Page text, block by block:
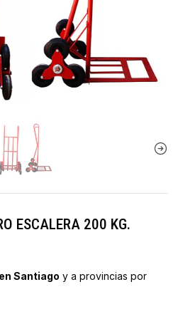
ESCALERA 200 KG.
Santiago y a provincias por